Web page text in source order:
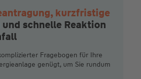
kurzfristige
und schnelle Reaktion
Fragebogen für Ihre
genügt, um Sie rundum